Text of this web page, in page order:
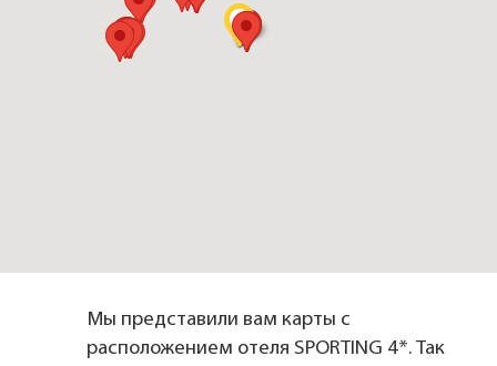
Мы представили вам карты с
расположением отеля SPORTING 4*. Так